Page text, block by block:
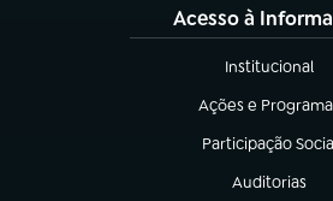
Acesso à
Institucional
(abre em nova
Ações e
(abre em nova
Participação
(abre em nova
Auditorias
(abre em nova